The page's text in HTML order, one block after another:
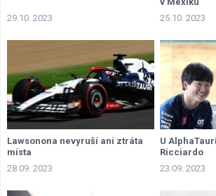
29.10. 2023
25.10. 2023
Lawsonona nevyruší ani ztráta
místa
28.09. 2023
U
Ricciardo
23.09. 2023